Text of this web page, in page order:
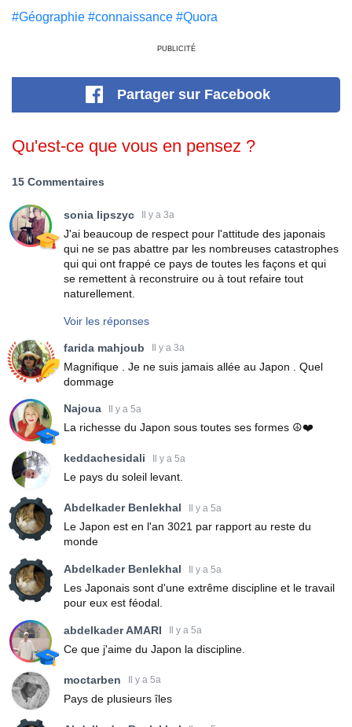
#Géographie #connaissance #Quora
PUBLICITÉ
Partager sur Facebook
Qu'est-ce que vous en pensez ?
15 Commentaires
sonia lipszyc Il y a 3a
J'ai beaucoup de respect pour l'attitude des japonais
qui ne se pas abattre par les nombreuses catastrophes
qui qui ont frappé ce pays de toutes les façons et qui
se remettent à reconstruire ou à tout refaire tout
naturellement.
Voir les réponses
farida mahjoub Il y a 3a
Magnifique . Je ne suis jamais allée au Japon . Quel
dommage
Najoua Il y a 5a
La richesse du Japon sous toutes ses formes ☮️❤️
keddachesidali Il y a 5a
Le pays du soleil levant.
Abdelkader Benlekhal Il y a 5a
Le Japon est en l'an 3021 par rapport au reste du
monde
Abdelkader Benlekhal Il y a 5a
Les Japonais sont d'une extrême discipline et le travail
pour eux est féodal.
abdelkader AMARI Il y a 5a
Ce que j'aime du Japon la discipline.
moctarben Il y a 5a
Pays de plusieurs îles